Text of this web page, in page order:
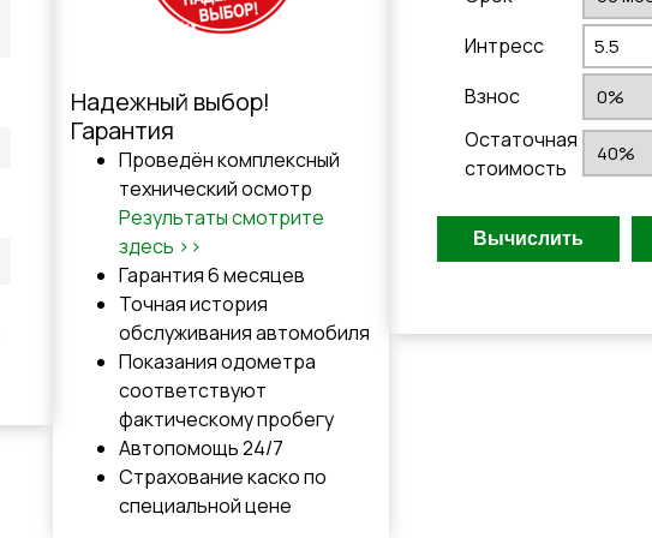
Надежный выбор!
Гарантия
Проведён комплексный
технический осмотр
Результаты смотрите
здесь >>
Гарантия 6 месяцев
Точная история
обслуживания автомобиля
Показания одометра
соответствуют
фактическому пробегу
Автопомощь 24/7
Cтрахованиe каско по
специальной цене
Интресс
Взнос
Остаточная
стоимость